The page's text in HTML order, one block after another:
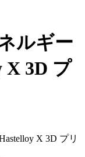
ルギー
X 3D プ
X 3D プリ